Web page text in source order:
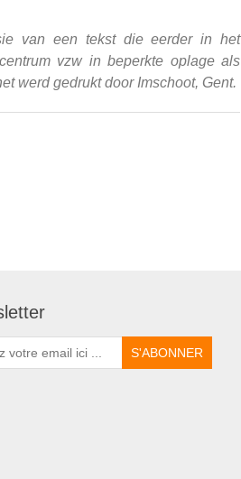
van een tekst die eerder in het
vzw in beperkte oplage als
werd gedrukt door Imschoot, Gent.